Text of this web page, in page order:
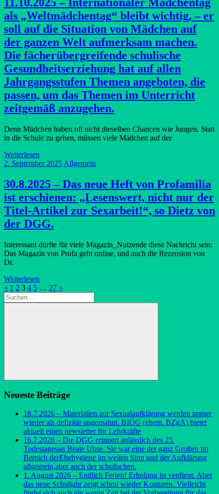
11.10.2025 – Internationaler Mädchentag
als „Weltmädchentag“ bleibt wichtig, – er
soll auf die Situation von Mädchen auf
der ganzen Welt aufmerksam machen.
Die fächerübergreifende schulische
Gesundheitserziehung hat auf allen
Jahrgangsstufen Themen angeboten, die
passen, um das Themen im Unterricht
zeitgemäß anzugehen.
Denn Mädchen haben oft nicht dieselben Chancen wie Jungen. Statt
in die Schule zu gehen, müssen viele Mädchen auf der
Weiterlesen
2. September 2025 Allgemein
30.8.2025 – Das neue Heft von Profamilia
ist erschienen: „Lesenswert, nicht nur der
Titel-Artikel zur Sexarbeit!“, so Dietz von
der DGG.
Interessant dürfte für viele Magazin_Nutzende diese Nachricht sein:
Das Magazin von Profa geht online, und auch die Rezension von
Dr.
Weiterlesen
Seitennummerierung
der
« Vorherige
Beiträge
1 2 3 4 5 … 27 Nächste
»
Suchen
nach:
Suchen
Neueste Beiträge
18.7.2026 – Materialien zur Sexualaufklärung werden immer
wieder als defizitär angemahnt. BIÖG (ehem. BZgA) bietet
aktuell einen newsletter für Lehrkräfte
16.7.2026 – Die DGG erinnert anlässlich des 25.
Todestagesan Beate Uhse. Sie war eine der ganz Großen im
Bereich derEhehygiene im weiten Sinn und der Aufklärung
allgemein,aber auch der schulischen.
1. August 2026 – Endlich Ferien! Erholung ist verdient. Aber
das neue Schuljahr zeigt schon wieder Konturen. Vielleicht